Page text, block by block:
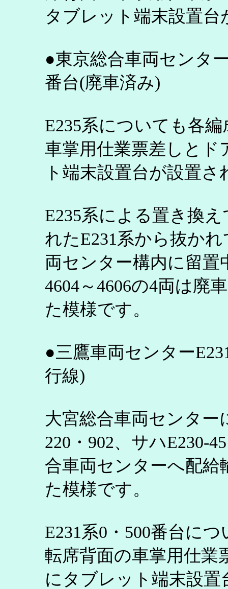
タブレット端末設置
●東京総合車両センタ
番台(廃車済み)
E235系についても各
車掌用仕業票差しと
ト端末設置台が設置
E235系による置き換
れたE231系から抜か
両センター構内に留置
4604～4606の4両は廃
た模様です。
●三鷹車両センター
行線)
大宮総合車両センター
220・902、サハE230-
合車両センターへ配
た模様です。
E231系0・500番台に
転席背面の車掌用仕業
にタブレット端末設